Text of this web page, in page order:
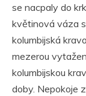
se nacpaly do
květinová váza
kolumbijská
mezerou
kolumbijskou
doby. Nepokoje